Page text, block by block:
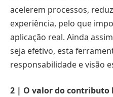
acelerem processos,
experiência, pelo que
aplicação real. Ainda
seja efetivo, esta
responsabilidade e visão
2 | O valor do contributo